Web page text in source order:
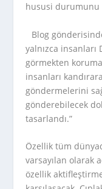
hususi durumunu
Blog
yalnızca insanları
görmekten
insanları
göndermelerini
gönderebilecek
tasarlandı.”
Özellik tüm
varsayılan olarak
özellik